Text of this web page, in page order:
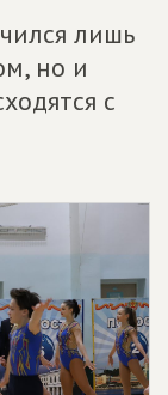
лишь
но и
с